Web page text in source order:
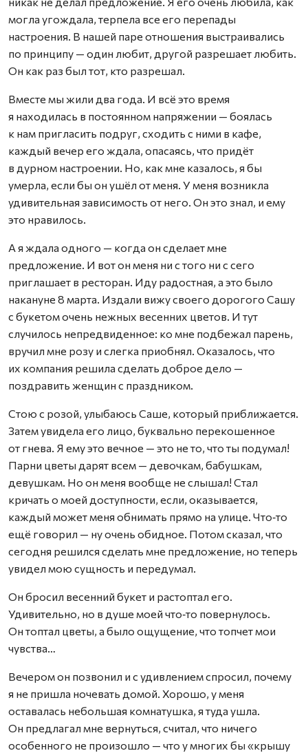
могла угождала, терпела все его перепады
настроения. В нашей паре отношения выстраивались
по принципу — один любит, другой разрешает любить.
Он как раз был тот, кто разрешал.
Вместе мы жили два года. И всё это время
я находилась в постоянном напряжении — боялась
к нам пригласить подруг, сходить с ними в кафе,
каждый вечер его ждала, опасаясь, что придёт
в дурном настроении. Но, как мне казалось, я бы
умерла, если бы он ушёл от меня. У меня возникла
удивительная зависимость от него. Он это знал, и ему
это нравилось.
А я ждала одного — когда он сделает мне
предложение. И вот он меня ни с того ни с сего
приглашает в ресторан. Иду радостная, а это было
накануне 8 марта. Издали вижу своего дорогого Сашу
с букетом очень нежных весенних цветов. И тут
случилось непредвиденное: ко мне подбежал парень,
вручил мне розу и слегка приобнял. Оказалось, что
их компания решила сделать доброе дело —
поздравить женщин с праздником.
Стою с розой, улыбаюсь Саше, который приближается.
Затем увидела его лицо, буквально перекошенное
от гнева. Я ему это вечное — это не то, что ты подумал!
Парни цветы дарят всем — девочкам, бабушкам,
девушкам. Но он меня вообще не слышал! Стал
кричать о моей доступности, если, оказывается,
каждый может меня обнимать прямо на улице. Что‑то
ещё говорил — ну очень обидное. Потом сказал, что
сегодня решился сделать мне предложение, но теперь
увидел мою сущность и передумал.
Он бросил весенний букет и растоптал его.
Удивительно, но в душе моей что‑то повернулось.
Он топтал цветы, а было ощущение, что топчет мои
чувст­ва…
Вечером он позвонил и с удивлением спросил, почему
я не пришла ночевать домой. Хорошо, у меня
оставалась небольшая комнатушка, я туда ушла.
Он предлагал мне вернуться, считал, что ничего
особенного не произошло — что у многих бы «крышу